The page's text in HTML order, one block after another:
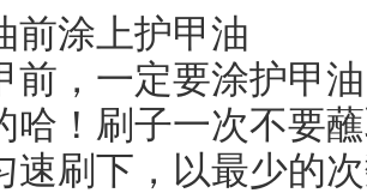
前涂上护甲油
前，一定要涂护甲
哈！刷子一次不要
速刷下，以最少的